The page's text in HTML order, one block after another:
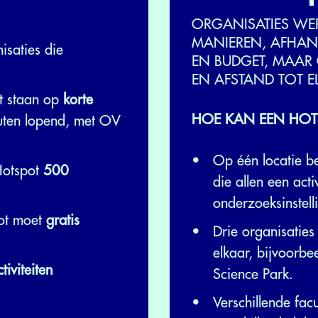
die
staan op korte
lopend, met OV
500
moet gratis
ORGANISATIES
MANIEREN,
EN BUDGET,
EN AFSTAND TOT
HOE KAN EEN
Op één locatie
die allen een
Drie
elkaar,
Science Park.
Verschillende